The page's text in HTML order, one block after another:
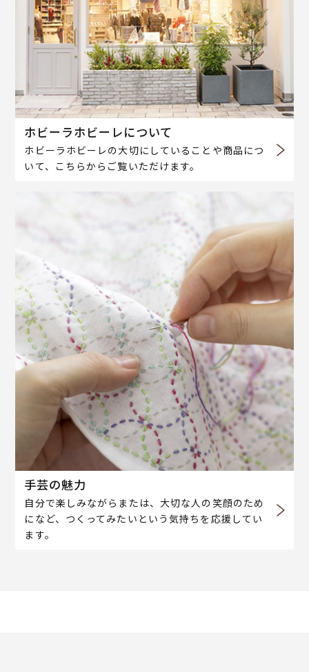
ホビーラホビーレについて
ホビーラホビーレの大切にしていることや商品につ
いて、こちらからご覧いただけます。
手芸の魅力
自分で楽しみながらまたは、大切な人の笑顔のため
になど、つくってみたいという気持ちを応援してい
ます。